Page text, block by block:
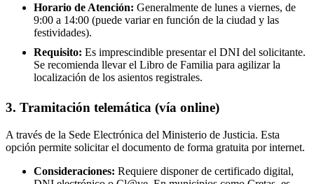
Horario de Atención: Generalmente de lunes a viernes, de
9:00 a 14:00 (puede variar en función de la ciudad y las
festividades).
Requisito: Es imprescindible presentar el DNI del solicitante.
Se recomienda llevar el Libro de Familia para agilizar la
localización de los asientos registrales.
3. Tramitación telemática (vía online)
A través de la Sede Electrónica del Ministerio de Justicia. Esta
opción permite solicitar el documento de forma gratuita por internet.
Consideraciones: Requiere disponer de certificado digital,